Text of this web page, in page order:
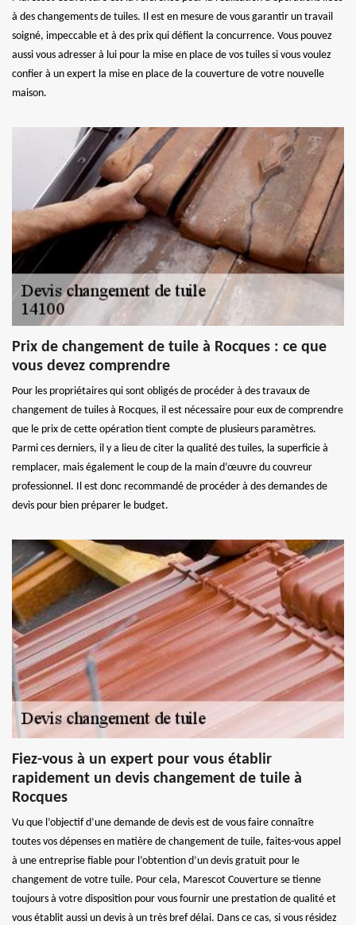
à des changements de tuiles. Il est en mesure de vous garantir un travail
soigné, impeccable et à des prix qui défient la concurrence. Vous pouvez
aussi vous adresser à lui pour la mise en place de vos tuiles si vous voulez
confier à un expert la mise en place de la couverture de votre nouvelle
maison.
Prix de changement de tuile à Rocques : ce que
vous devez comprendre
Pour les propriétaires qui sont obligés de procéder à des travaux de
changement de tuiles à Rocques, il est nécessaire pour eux de comprendre
que le prix de cette opération tient compte de plusieurs paramètres.
Parmi ces derniers, il y a lieu de citer la qualité des tuiles, la superficie à
remplacer, mais également le coup de la main d’œuvre du couvreur
professionnel. Il est donc recommandé de procéder à des demandes de
devis pour bien préparer le budget.
Fiez-vous à un expert pour vous établir
rapidement un devis changement de tuile à
Rocques
Vu que l’objectif d’une demande de devis est de vous faire connaître
toutes vos dépenses en matière de changement de tuile, faites-vous appel
à une entreprise fiable pour l’obtention d’un devis gratuit pour le
changement de votre tuile. Pour cela, Marescot Couverture se tienne
toujours à votre disposition pour vous fournir une prestation de qualité et
vous établit aussi un devis à un très bref délai. Dans ce cas, si vous résidez